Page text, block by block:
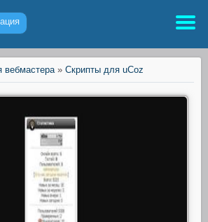
вебмастера » Скрипты для uCoz